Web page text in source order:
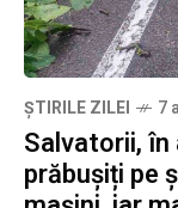
ȘTIRILE ZILEI 7
Salvatorii,
prăbușiți pe